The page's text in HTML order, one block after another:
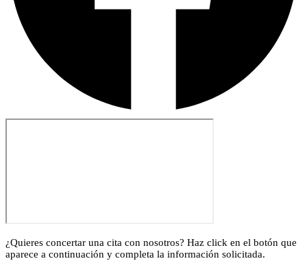
¿Quieres concertar una cita con nosotros? Haz click en el botón que
aparece a continuación y completa la información solicitada.